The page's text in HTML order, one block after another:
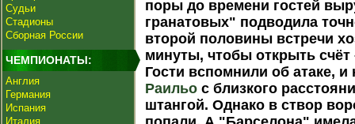
Судьи
Стадионы
Сборная России
ЧЕМПИОНАТЫ:
Англия
Германия
Испания
Италия
поры до времени гостей
гранатовых" подводила
второй половины встречи
минуты, чтобы открыть
Гости вспомнили об атаке,
Раильо с близкого
штангой. Однако в створ